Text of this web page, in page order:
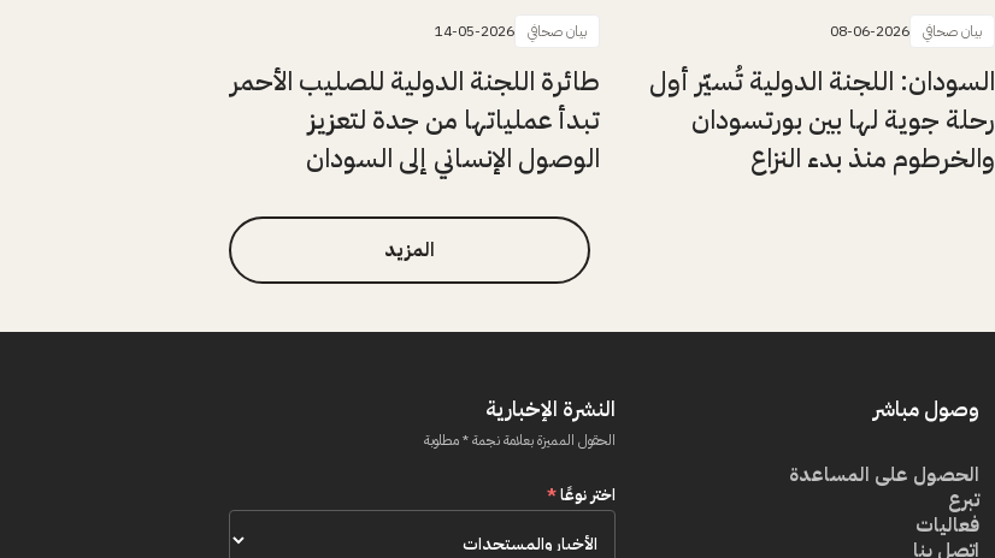
بيان صحافي 08-06-2026
السودان: اللجنة الدولية تُسيّر أول
رحلة جوية لها بين بورتسودان
والخرطوم منذ بدء النزاع
بيان صحافي 14-05-2026
طائرة اللجنة الدولية للصليب الأحمر
تبدأ عملياتها من جدة لتعزيز
الوصول الإنساني إلى السودان
المزيد
وصول مباشر
الحصول على المساعدة
تبرع
فعاليات
اتصل بنا
النشرة الإخبارية
الحقول المميزة بعلامة نجمة * مطلوبة
اختر نوعًا*